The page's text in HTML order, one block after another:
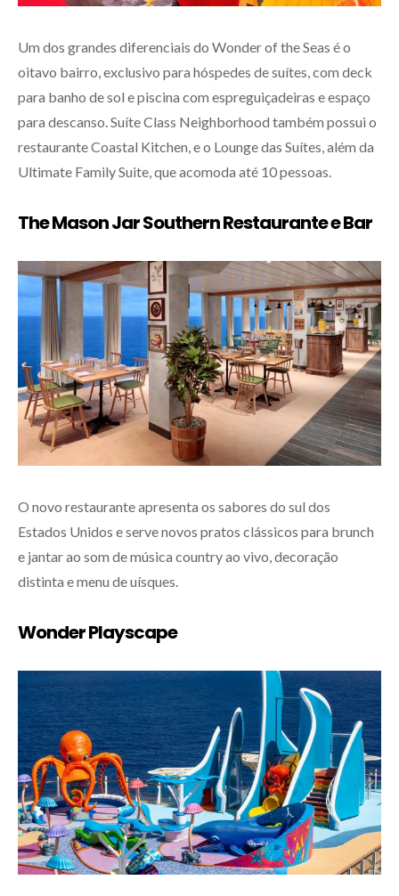
Um dos grandes diferenciais do Wonder of the Seas é o
oitavo bairro, exclusivo para hóspedes de suítes, com deck
para banho de sol e piscina com espreguiçadeiras e espaço
para descanso. Suíte Class Neighborhood também possui o
restaurante Coastal Kitchen, e o Lounge das Suítes, além da
Ultimate Family Suite, que acomoda até 10 pessoas.
The Mason Jar Southern Restaurante e Bar
O novo restaurante apresenta os sabores do sul dos
Estados Unidos e serve novos pratos clássicos para brunch
e jantar ao som de música country ao vivo, decoração
distinta e menu de uísques.
Wonder Playscape